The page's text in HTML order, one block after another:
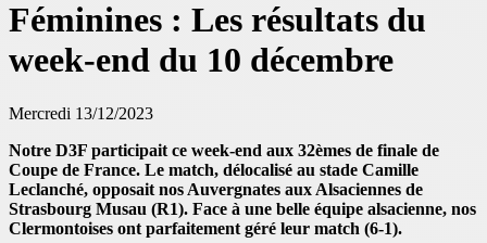
Féminines : Les résultats du
week-end du 10 décembre
Mercredi 13/12/2023
Notre D3F participait ce week-end aux 32èmes de finale de
Coupe de France. Le match, délocalisé au stade Camille
Leclanché, opposait nos Auvergnates aux Alsaciennes de
Strasbourg Musau (R1). Face à une belle équipe alsacienne, nos
Clermontoises ont parfaitement géré leur match (6-1).